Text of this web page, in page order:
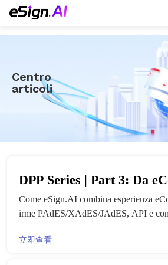
Centro
articoli
DPP Series | Part 3: Da
come eSign.AI supporta la
Come eSign.AI combina esperienza
irme PAdES/XAdES/JAdES, API e
立即查看